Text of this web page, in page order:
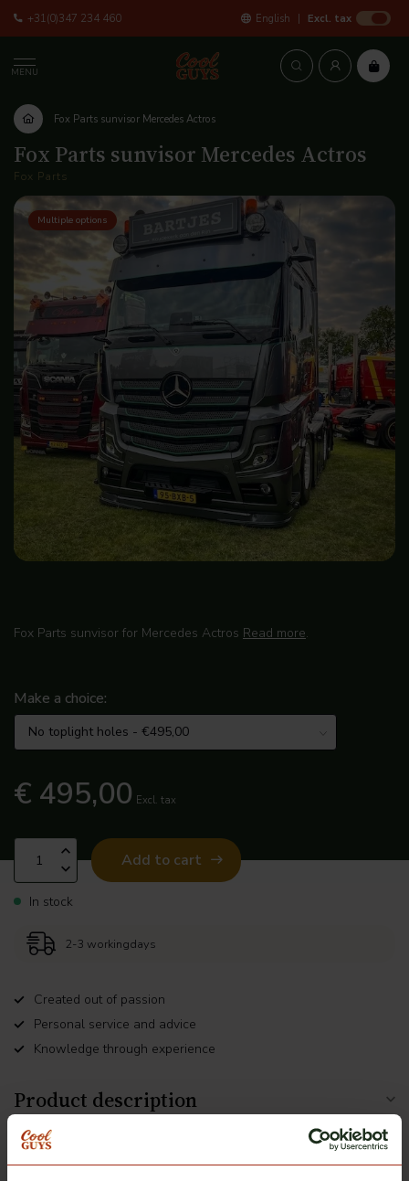
+31(0)347 234 460 English Excl. tax
MENU
Fox Parts sunvisor Mercedes Actros
Fox Parts sunvisor Mercedes Actros
Fox Parts
Multiple options
Fox Parts sunvisor for Mercedes Actros Read more.
Make a choice:
€ 495,00 Excl. tax
Add to cart
In stock
2-3 workingdays
Created out of passion
Personal service and advice
Knowledge through experience
Product description
Related products